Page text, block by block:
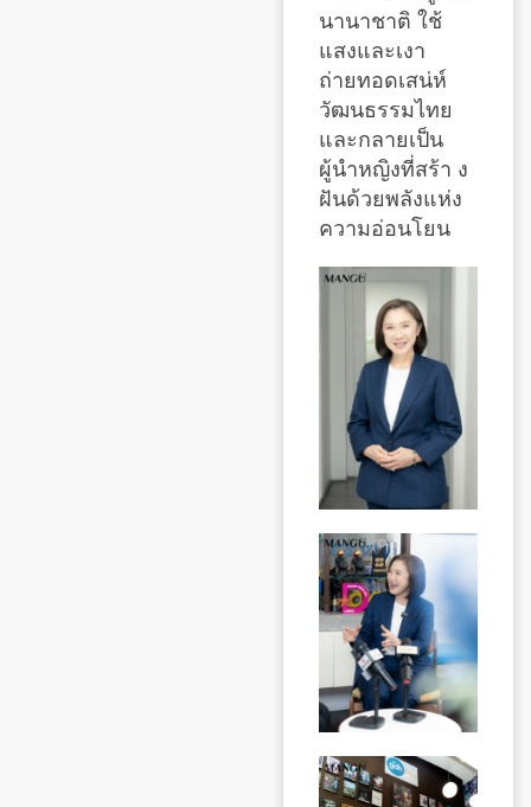
นานาชาติ ใช้
แสงและเงา
ถ่ายทอดเสน่ห์
วัฒนธรรมไทย
และกลายเป็น
ผู้นำหญิงที่สร้า ง
ฝันด้วยพลังแห่ง
ความอ่อนโยน